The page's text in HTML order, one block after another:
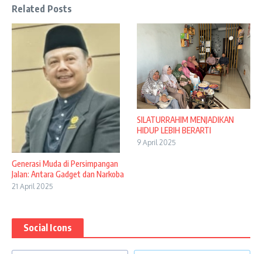
Related Posts
Generasi Muda di Persimpangan
Jalan: Antara Gadget dan Narkoba
21 April 2025
SILATURRAHIM MENJADIKAN
HIDUP LEBIH BERARTI
9 April 2025
Social Icons